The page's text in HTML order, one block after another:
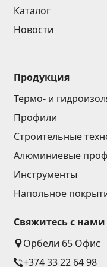
Каталог
Новости
Продукция
Термо- и
Профили
Строительные
Алюминиевые
Инструменты
Напольное
Свяжитесь с нами
Орбели 65 Офис
+374 33 22 64 98